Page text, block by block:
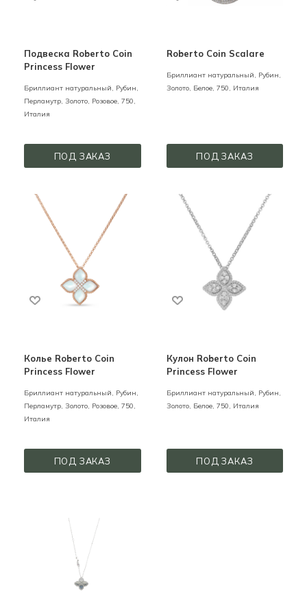
Подвеска Roberto Coin
Princess Flower
Бриллиант натуральный, Рубин,
Перламутр, Золото, Розовое, 750,
Италия
ПОД ЗАКАЗ
Roberto Coin Scalare
Бриллиант натуральный, Рубин,
Золото, Белое, 750, Италия
ПОД ЗАКАЗ
Колье Roberto Coin
Princess Flower
Бриллиант натуральный, Рубин,
Перламутр, Золото, Розовое, 750,
Италия
ПОД ЗАКАЗ
Кулон Roberto Coin
Princess Flower
Бриллиант натуральный, Рубин,
Золото, Белое, 750, Италия
ПОД ЗАКАЗ